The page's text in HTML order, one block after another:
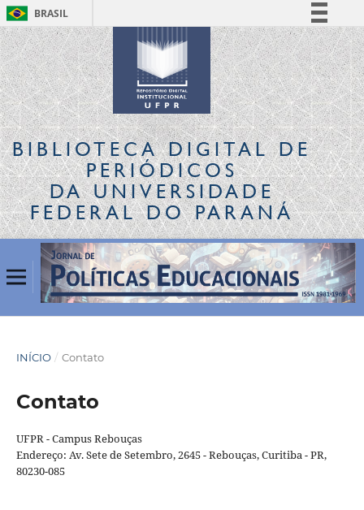
BRASIL
Simplifique!
Comunica BR
Participe
Acesso à informação
Legislação
Canais
BIBLIOTECA DIGITALDE
PERIÓDICOS
DA UNIVERSIDADE
FEDERAL DO PARANÁ
INÍCIO / Contato
Contato
UFPR - Campus Rebouças
Endereço: Av. Sete de Setembro, 2645 - Rebouças, Curitiba - PR,
80230-085